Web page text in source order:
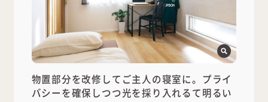
物置部分を改修してご主人の寝室に。プライ
バシーを確保しつつ光を採り入れるて明るい